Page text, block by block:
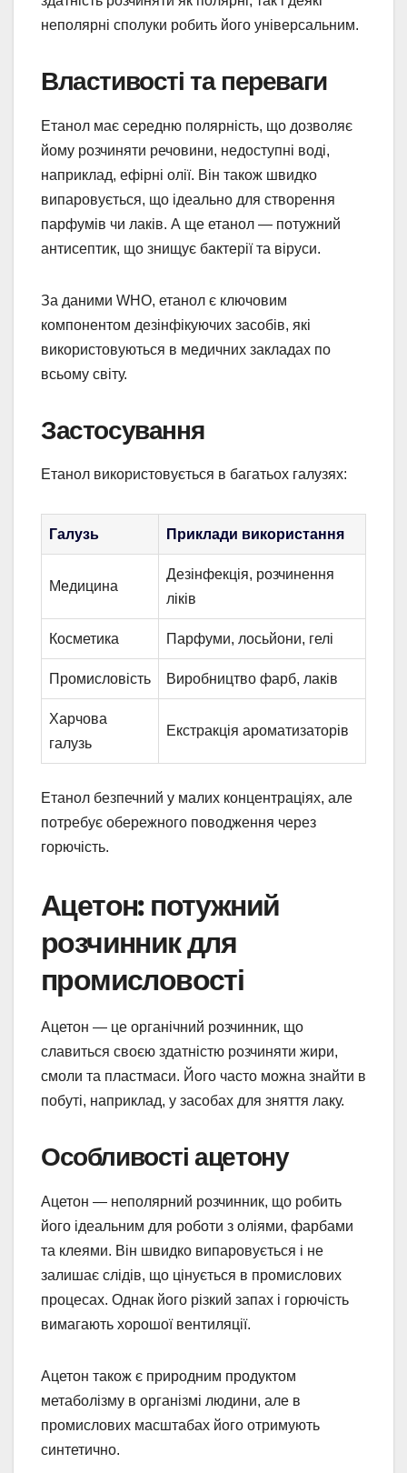
неполярні сполуки робить його універсальним.
Властивості та переваги
Етанол має середню полярність, що дозволяє
йому розчиняти речовини, недоступні воді,
наприклад, ефірні олії. Він також швидко
випаровується, що ідеально для створення
парфумів чи лаків. А ще етанол — потужний
антисептик, що знищує бактерії та віруси.
За даними WHO, етанол є ключовим
компонентом дезінфікуючих засобів, які
використовуються в медичних закладах по
всьому світу.
Застосування
Етанол використовується в багатьох галузях:
Галузь Приклади використання
Медицина
Дезінфекція, розчинення
ліків
Косметика Парфуми, лосьйони, гелі
Промисловість Виробництво фарб, лаків
Харчова
галузь
Екстракція ароматизаторів
Етанол безпечний у малих концентраціях, але
потребує обережного поводження через
горючість.
Ацетон: потужний
розчинник для
промисловості
Ацетон — це органічний розчинник, що
славиться своєю здатністю розчиняти жири,
смоли та пластмаси. Його часто можна знайти в
побуті, наприклад, у засобах для зняття лаку.
Особливості ацетону
Ацетон — неполярний розчинник, що робить
його ідеальним для роботи з оліями, фарбами
та клеями. Він швидко випаровується і не
залишає слідів, що цінується в промислових
процесах. Однак його різкий запах і горючість
вимагають хорошої вентиляції.
Ацетон також є природним продуктом
метаболізму в організмі людини, але в
промислових масштабах його отримують
синтетично.